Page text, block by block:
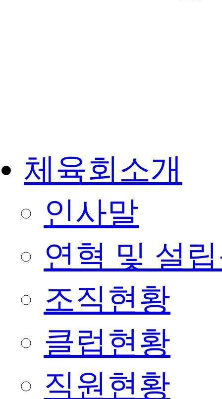
체육회소개
인사말
연혁 및 설
조직현황
클럽현황
직원현황